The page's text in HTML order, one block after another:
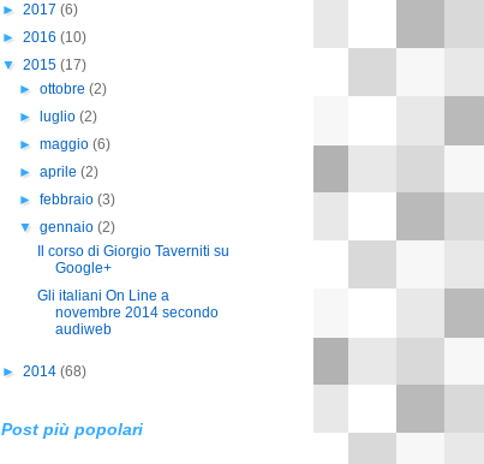
► 2017 (6)
► 2016 (10)
▼ 2015 (17)
►ottobre(2)
►
luglio(2)
►maggio(6)
►aprile(2)
►febbraio(3)
▼gennaio(2)
Il corso di Giorgio Taverniti su
Google+
Gli italiani On Line a
novembre 2014 secondo
audiweb
► 2014 (68)
Post più popolari